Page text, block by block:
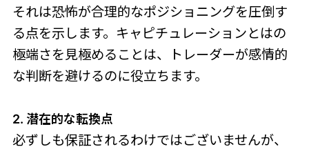
それは恐怖が合理的なポジショニングを圧倒す
る点を示します。キャピチュレーションとはの
極端さを見極めることは、トレーダーが感情的
な判断を避けるのに役立ちます。
2. 潜在的な転換点
必ずしも保証されるわけではございませんが、